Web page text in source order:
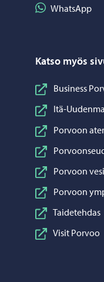
Jaa WhatsApp
WhatsApp
Katso myös
Business
Itä-
Porvoon
Porvoon vesi
Porvoon
Taidetehdas
Visit Porvoo